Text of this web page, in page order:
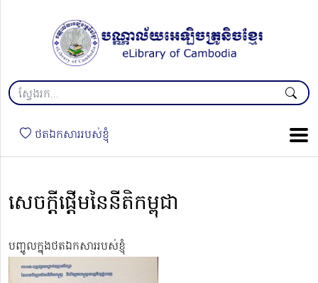
ថតឯកសាររបស់ខ្ញុំ
សេចក្ដីផ្ដើមនៃនីតិកម្ពុជា
បញ្ចូលក្នុងថតឯកសាររបស់ខ្ញុំ